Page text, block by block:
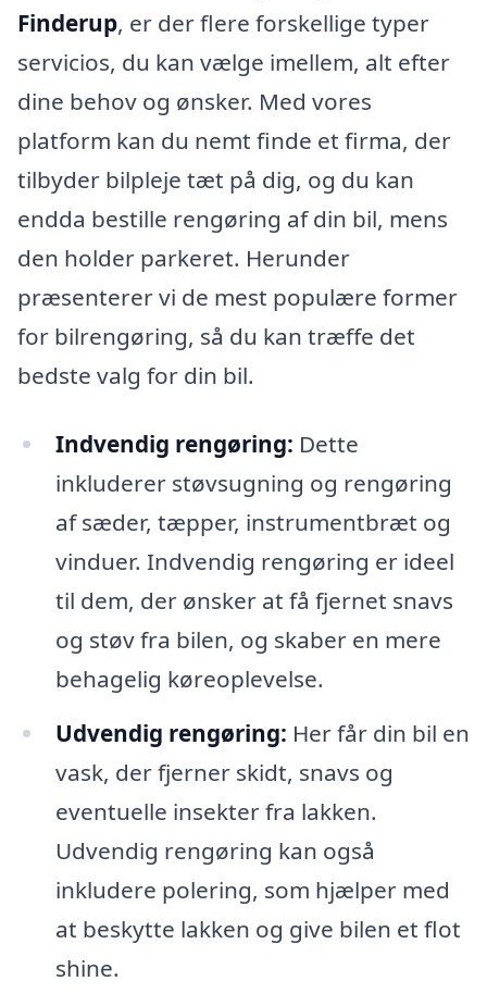
Finderup, er der flere forskellige typer
servicios, du kan vælge imellem, alt efter
dine behov og ønsker. Med vores
platform kan du nemt finde et firma, der
tilbyder bilpleje tæt på dig, og du kan
endda bestille rengøring af din bil, mens
den holder parkeret. Herunder
præsenterer vi de mest populære former
for bilrengøring, så du kan træffe det
bedste valg for din bil.
Indvendig rengøring: Dette
inkluderer støvsugning og rengøring
af sæder, tæpper, instrumentbræt og
vinduer. Indvendig rengøring er ideel
til dem, der ønsker at få fjernet snavs
og støv fra bilen, og skaber en mere
behagelig køreoplevelse.
Udvendig rengøring: Her får din bil en
vask, der fjerner skidt, snavs og
eventuelle insekter fra lakken.
Udvendig rengøring kan også
inkludere polering, som hjælper med
at beskytte lakken og give bilen et flot
shine.